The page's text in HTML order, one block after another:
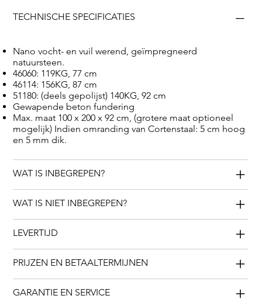
grafmonumenten, prachtig worden geplaatst in eigen
TECHNISCHE SPECIFICATIES
Nano vocht- en vuil werend, geïmpregneerd
natuursteen.
46060: 119KG, 77 cm
46114: 156KG, 87 cm
51180: (deels gepolijst) 140KG, 92 cm
Gewapende beton fundering
Max. maat 100 x 200 x 92 cm, (grotere maat optioneel
mogelijk) Indien omranding van Cortenstaal: 5 cm hoog
en 5 mm dik.
WAT IS INBEGREPEN?
WAT IS NIET INBEGREPEN?
LEVERTIJD
PRIJZEN EN BETAALTERMIJNEN
GARANTIE EN SERVICE